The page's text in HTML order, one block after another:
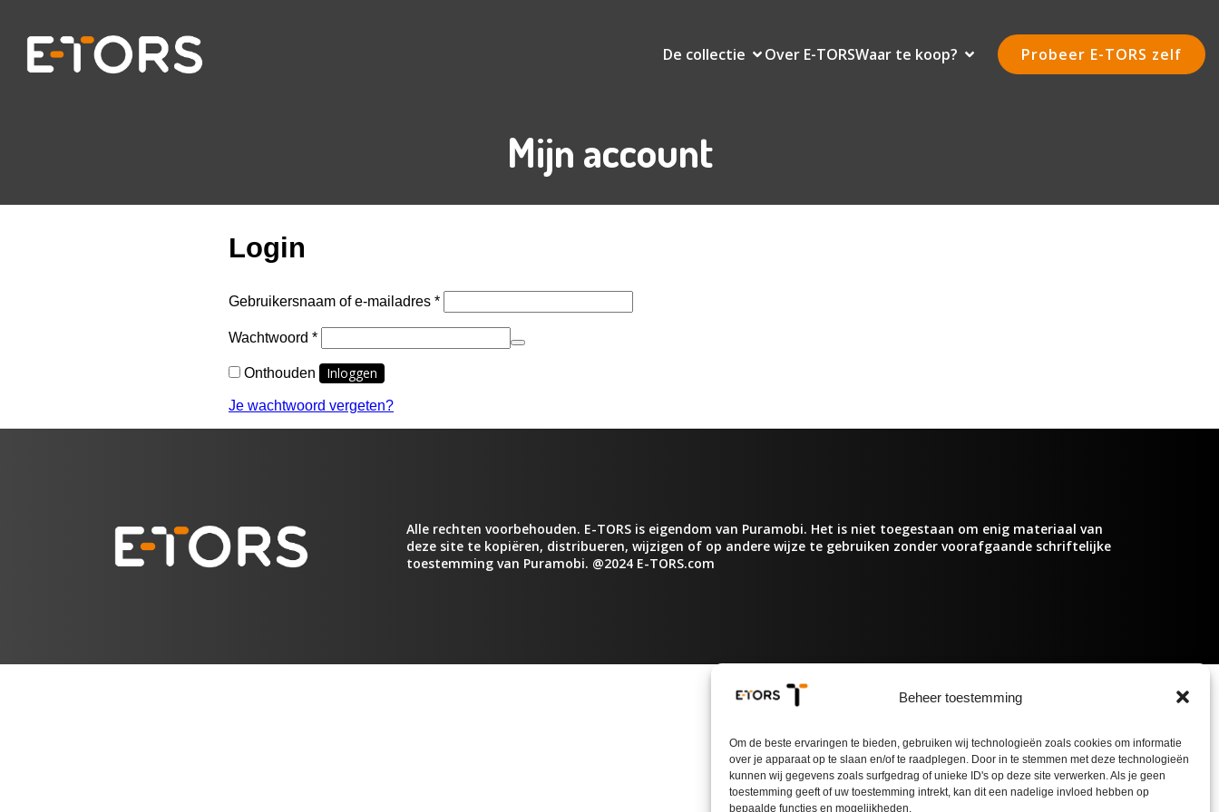
Beheer toestemming
Om de beste ervaringen te bieden, gebruiken wij technologieën zoals cookies om informatie
over je apparaat op te slaan en/of te raadplegen. Door in te stemmen met deze technologieën
kunnen wij gegevens zoals surfgedrag of unieke ID's op deze site verwerken. Als je geen
toestemming geeft of uw toestemming intrekt, kan dit een nadelige invloed hebben op
bepaalde functies en mogelijkheden.
De collectie Over E-TORSWaar te koop? Probeer E-TORS zelf
Mijn account
Login
Gebruikersnaam of e-mailadres *Vereist
Wachtwoord *Vereist
Onthouden Inloggen
Je wachtwoord vergeten?
Alle rechten voorbehouden. E-TORS is eigendom van Puramobi. Het is niet toegestaan om enig materiaal van
deze site te kopiëren, distribueren, wijzigen of op andere wijze te gebruiken zonder voorafgaande schriftelijke
toestemming van Puramobi. @2024 E-TORS.com